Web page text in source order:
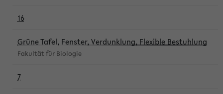
16
Grüne Tafel, Fenster, Verdunklung, Flexible Bestuhlung
Fakultät für Biologie
7